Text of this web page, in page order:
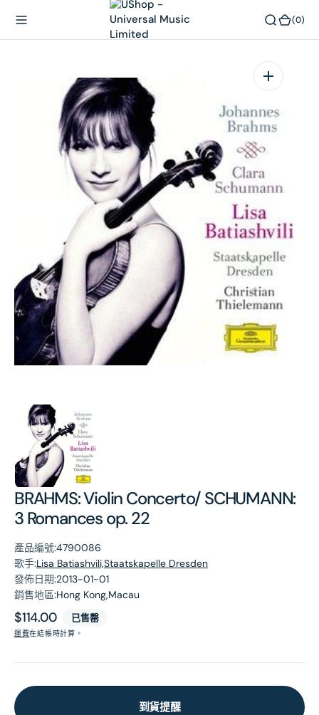
(0)
BRAHMS: Violin Concerto/ SCHUMANN:
3 Romances op. 22
產品編號:4790086
歌手:Lisa Batiashvili,Staatskapelle Dresden
發佈日期:2013-01-01
銷售地區:Hong Kong,Macau
原
價
$114.00 已售罄
運費在結帳時計算。
到貨提醒
在
中
開
啟
第
1